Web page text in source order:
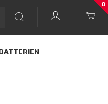
0
BATTERIEN